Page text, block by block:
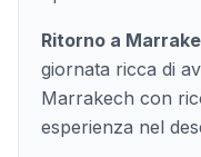
Ritorno a
giornata ricca di
Marrakech con
esperienza nel